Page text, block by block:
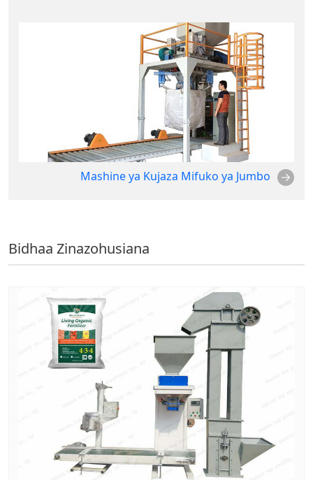
Mashine ya Kujaza Mifuko ya Jumbo
Bidhaa Zinazohusiana